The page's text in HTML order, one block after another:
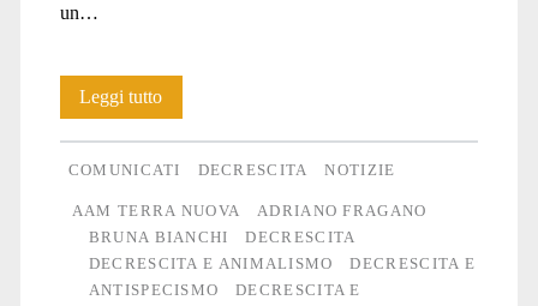
un…
Leggi tuttoImmaginare
la
società
decrescita
COMUNICATI DECRESCITA NOTIZIE
AAM TERRA NUOVA
ADRIANO FRAGANO
BRUNA BIANCHI
DECRESCITA
DECRESCITA E ANIMALISMO
DECRESCITA E
ANTISPECISMO
DECRESCITA E